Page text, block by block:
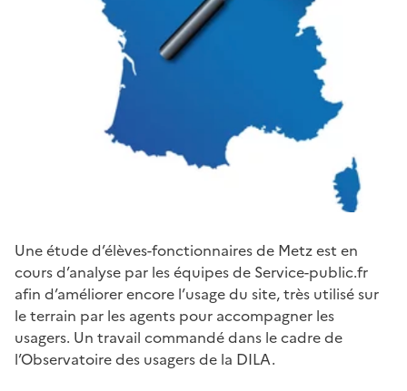
Une étude d’élèves-fonctionnaires de Metz est en
cours d’analyse par les équipes de Service-public.fr
afin d’améliorer encore l’usage du site, très utilisé sur
le terrain par les agents pour accompagner les
usagers. Un travail commandé dans le cadre de
l’Observatoire des usagers de la DILA.